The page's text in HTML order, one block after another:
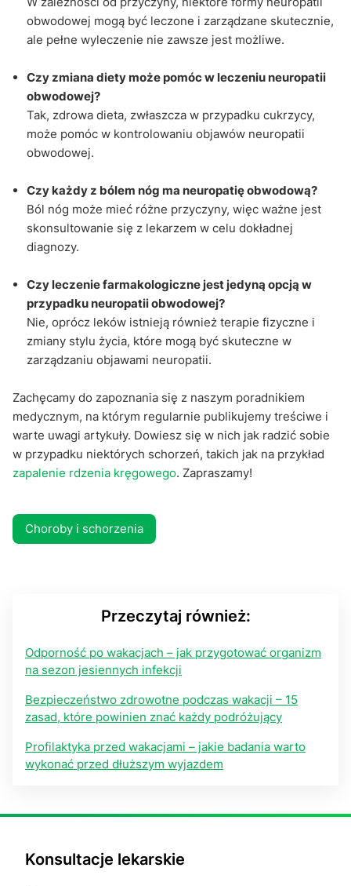
obwodowej mogą być leczone i zarządzane skutecznie,
ale pełne wyleczenie nie zawsze jest możliwe.
Czy zmiana diety może pomóc w leczeniu neuropatii
obwodowej?
Tak, zdrowa dieta, zwłaszcza w przypadku cukrzycy,
może pomóc w kontrolowaniu objawów neuropatii
obwodowej.
Czy każdy z bólem nóg ma neuropatię obwodową?
Ból nóg może mieć różne przyczyny, więc ważne jest
skonsultowanie się z lekarzem w celu dokładnej
diagnozy.
Czy leczenie farmakologiczne jest jedyną opcją w
przypadku neuropatii obwodowej?
Nie, oprócz leków istnieją również terapie fizyczne i
zmiany stylu życia, które mogą być skuteczne w
zarządzaniu objawami neuropatii.
Zachęcamy do zapoznania się z naszym poradnikiem
medycznym, na którym regularnie publikujemy treściwe i
warte uwagi artykuły. Dowiesz się w nich jak radzić sobie
w przypadku niektórych schorzeń, takich jak na przykład
zapalenie rdzenia kręgowego. Zapraszamy!
Choroby i schorzenia
Przeczytaj również:
Odporność po wakacjach – jak przygotować organizm
na sezon jesiennych infekcji
Bezpieczeństwo zdrowotne podczas wakacji – 15
zasad, które powinien znać każdy podróżujący
Profilaktyka przed wakacjami – jakie badania warto
wykonać przed dłuższym wyjazdem
Konsultacje lekarskie